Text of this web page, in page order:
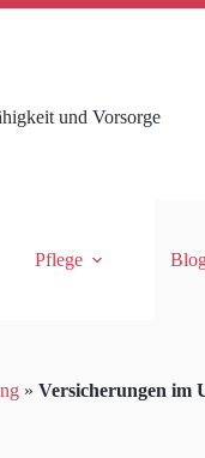
und Vorsorge
Pflege
» Versicherungen im